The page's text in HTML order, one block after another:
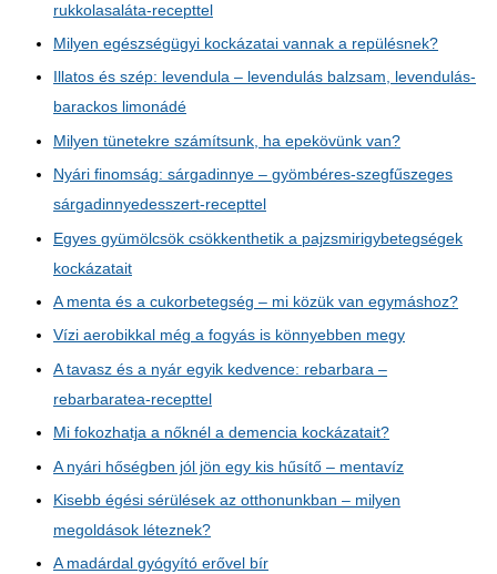
rukkolasaláta-recepttel
Milyen egészségügyi kockázatai vannak a repülésnek?
Illatos és szép: levendula – levendulás balzsam, levendulás-
barackos limonádé
Milyen tünetekre számítsunk, ha epekövünk van?
Nyári finomság: sárgadinnye – gyömbéres-szegfűszeges
sárgadinnyedesszert-recepttel
Egyes gyümölcsök csökkenthetik a pajzsmirigybetegségek
kockázatait
A menta és a cukorbetegség – mi közük van egymáshoz?
Vízi aerobikkal még a fogyás is könnyebben megy
A tavasz és a nyár egyik kedvence: rebarbara –
rebarbaratea-recepttel
Mi fokozhatja a nőknél a demencia kockázatait?
A nyári hőségben jól jön egy kis hűsítő – mentavíz
Kisebb égési sérülések az otthonunkban – milyen
megoldások léteznek?
A madárdal gyógyító erővel bír